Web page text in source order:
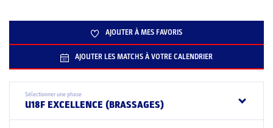
AJOUTER À MES FAVORIS
AJOUTER LES MATCHS À VOTRE CALENDRIER
Sélectionner une phase
U18F EXCELLENCE (BRASSAGES)